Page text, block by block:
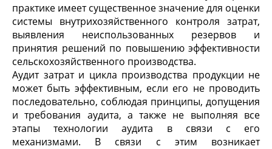
практике имеет существенное значение для оценки
системы внутрихозяйственного контроля затрат,
выявления неиспользованных резервов и
принятия решений по повышению эффективности
сельскохозяйственного производства.
Аудит затрат и цикла производства продукции не
может быть эффективным, если его не проводить
последовательно, соблюдая принципы, допущения
и требования аудита, а также не выполняя все
этапы технологии аудита в связи с его
механизмами. В связи с этим возникает